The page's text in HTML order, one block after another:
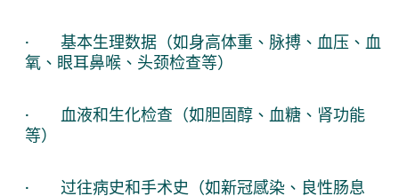
· 基本生理数据（如身高体重、脉搏、血压、血
氧、眼耳鼻喉、头颈检查等）
· 血液和生化检查（如胆固醇、血糖、肾功能
等）
· 过往病史和手术史（如新冠感染、良性肠息